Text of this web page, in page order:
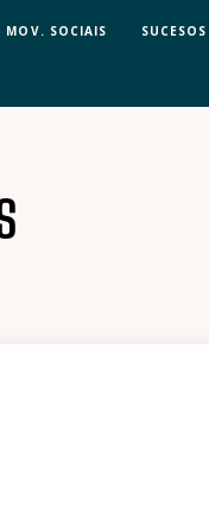
MOV. SOCIAIS SUCESOS